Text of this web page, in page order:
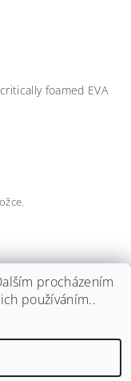
foamed EVA
nastavení cookies
procházením
používáním..